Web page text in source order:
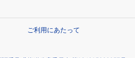
ご利用にあたって